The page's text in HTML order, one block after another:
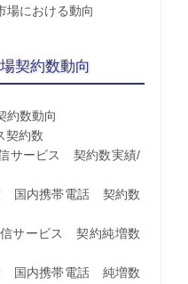
おける動向
契約数動向
約数動向
約数
ービス 契約数実績/
内携帯電話 契約数
ービス 契約純増数
内携帯電話 純増数